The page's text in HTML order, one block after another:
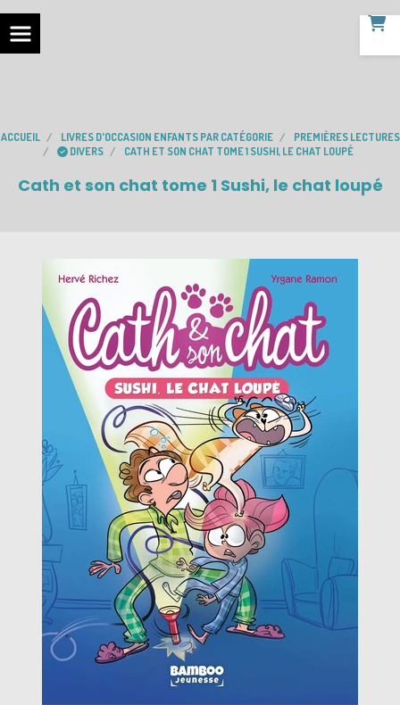
ACCUEIL LIVRES D'OCCASION ENFANTS PAR CATÉGORIE
PREMIÈRES LECTURES
DIVERS
CATH ET SON CHAT TOME 1 SUSHI, LE CHAT LOUPÉ
Cath et son chat tome 1 Sushi, le chat loupé